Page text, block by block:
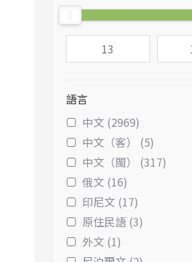
語言
中文 (2969)
中文（客） (5)
中文（閩） (317)
俄文 (16)
印尼文 (17)
原住民語 (3)
外文 (1)